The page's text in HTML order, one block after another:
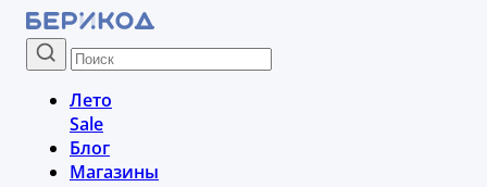
Лето
Sale
Блог
Магазины